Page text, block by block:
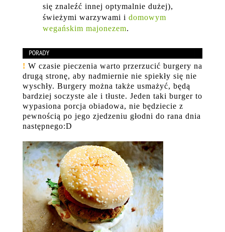
się znaleźć innej optymalnie dużej),
świeżymi warzywami i domowym
wegańskim majonezem.
! W czasie pieczenia warto przerzucić burgery na
drugą stronę, aby nadmiernie nie spiekły się nie
wyschły. Burgery można także usmażyć, będą
bardziej soczyste ale i tłuste. Jeden taki burger to
wypasiona porcja obiadowa, nie będziecie z
pewnością po jego zjedzeniu głodni do rana dnia
następnego:D